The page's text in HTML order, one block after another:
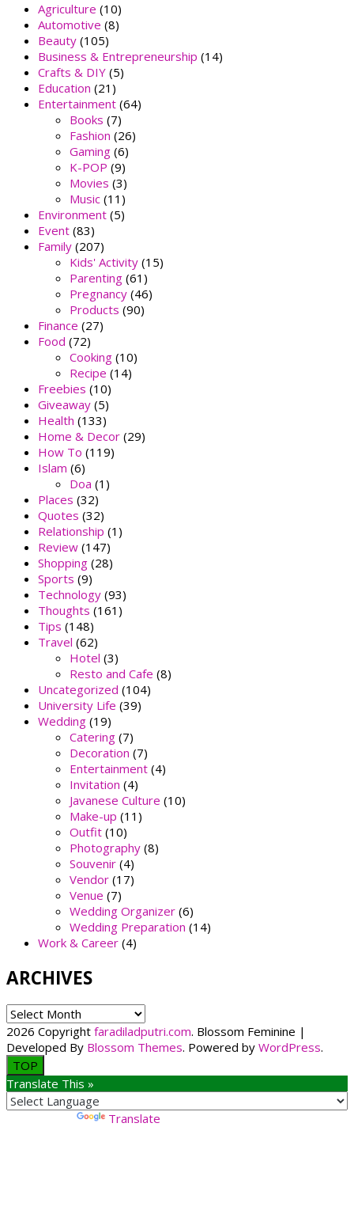
Agriculture (10)
Automotive (8)
Beauty (105)
Business & Entrepreneurship (14)
Crafts & DIY (5)
Education (21)
Entertainment (64)
Books (7)
Fashion (26)
Gaming (6)
K-POP (9)
Movies (3)
Music (11)
Environment (5)
Event (83)
Family (207)
Kids' Activity (15)
Parenting (61)
Pregnancy (46)
Products (90)
Finance (27)
Food (72)
Cooking (10)
Recipe (14)
Freebies (10)
Giveaway (5)
Health (133)
Home & Decor (29)
How To (119)
Islam (6)
Doa (1)
Places (32)
Quotes (32)
Relationship (1)
Review (147)
Shopping (28)
Sports (9)
Technology (93)
Thoughts (161)
Tips (148)
Travel (62)
Hotel (3)
Resto and Cafe (8)
Uncategorized (104)
University Life (39)
Wedding (19)
Catering (7)
Decoration (7)
Entertainment (4)
Invitation (4)
Javanese Culture (10)
Make-up (11)
Outfit (10)
Photography (8)
Souvenir (4)
Vendor (17)
Venue (7)
Wedding Organizer (6)
Wedding Preparation (14)
Work & Career (4)
ARCHIVES
ARCHIVES
2026 Copyright faradiladputri.com. Blossom Feminine |
Developed By Blossom Themes. Powered by WordPress.
TOP
Translate This »
Translate